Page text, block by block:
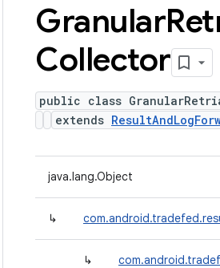
Granular
Collector
public class
extends
java.lang.Object
↳
↳